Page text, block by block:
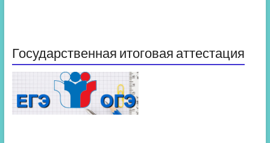
Государственная итоговая аттестация